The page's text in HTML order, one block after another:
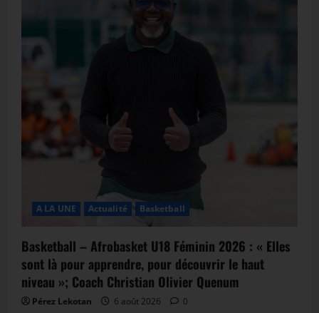
A LA UNE Actualité Basketball
Basketball – Afrobasket U18 Féminin 2026 : « Elles
sont là pour apprendre, pour découvrir le haut
niveau »; Coach Christian Olivier Quenum
Pérez Lekotan 6 août 2026 0